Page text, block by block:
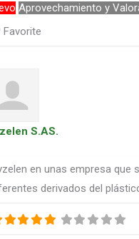
Aprovechamiento y
Favorite
S.AS.
en unas empresa que
derivados del